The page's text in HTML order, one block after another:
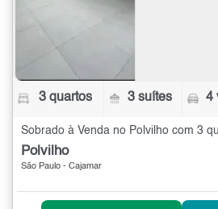
3 quartos 3 suítes 4
Sobrado à Venda no Polvilho com 3
Polvilho
São Paulo - Cajamar